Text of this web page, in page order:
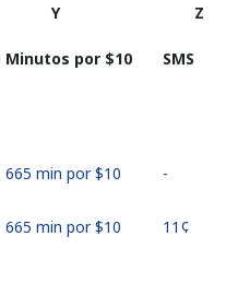
Y Z
Minutos por ⁦$10⁩ SMS
665 min por ⁦$10⁩ -
665 min por ⁦$10⁩ ⁦11¢⁩